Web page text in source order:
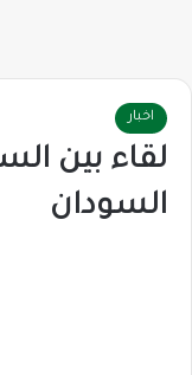
اخبار
لقاء بين
السودان